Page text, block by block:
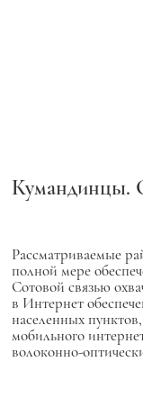
Кумандинцы.
Рассматриваемые
полной мере
Сотовой связью
в Интернет
населенных
мобильного
волоконно-